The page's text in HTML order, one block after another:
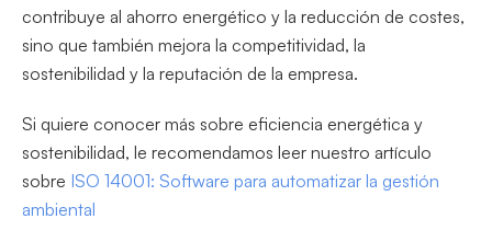
contribuye al ahorro energético y la reducción de costes,
sino que también mejora la competitividad, la
sostenibilidad y la reputación de la empresa.
Si quiere conocer más sobre eficiencia energética y
sostenibilidad, le recomendamos leer nuestro artículo
sobre ISO 14001: Software para automatizar la gestión
ambiental